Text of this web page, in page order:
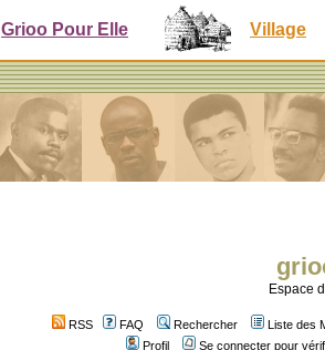
Grioo Pour Elle Village
Espace
RSS FAQ Rechercher Liste des
Profil
Se connecter pour